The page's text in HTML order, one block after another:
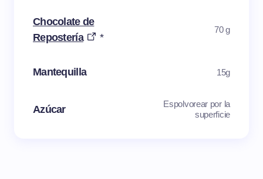
Chocolate de
Repostería
*
70 g
Mantequilla 15g
Azúcar
Espolvorear por la
superficie